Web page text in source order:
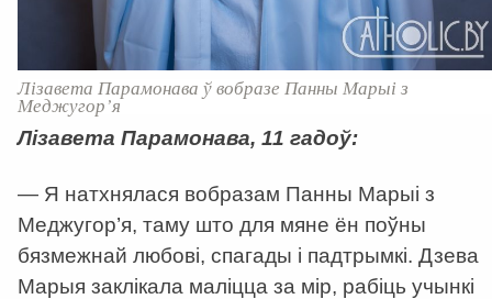
Лізавета Парамонава ў вобразе Панны Марыі з
Меджугор’я
Лізавета Парамонава, 11 гадоў:
— Я натхнялася вобразам Панны Марыі з
Меджугор’я, таму што для мяне ён поўны
бязмежнай любові, спагады і падтрымкі. Дзева
Марыя заклікала маліцца за мір, рабіць учынкі